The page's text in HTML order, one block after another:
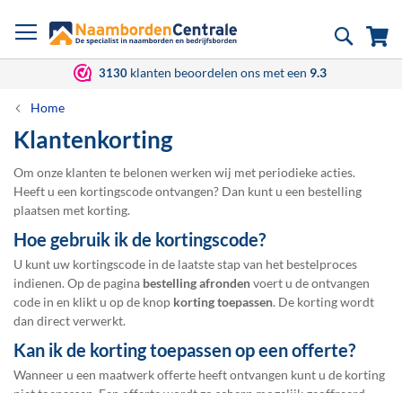
naar
Zoek
3130 klanten beoordelen ons met een 9.3
Home
Klantenkorting
Om onze klanten te belonen werken wij met periodieke acties.
Heeft u een kortingscode ontvangen? Dan kunt u een bestelling
plaatsen met korting.
Hoe gebruik ik de kortingscode?
U kunt uw kortingscode in de laatste stap van het bestelproces
indienen. Op de pagina bestelling afrondenvoert u de ontvangen
code in en klikt u op de knop korting toepassen. De korting wordt
dan direct verwerkt.
Kan ik de korting toepassen op een offerte?
Wanneer u een maatwerk offerte heeft ontvangen kunt u de korting